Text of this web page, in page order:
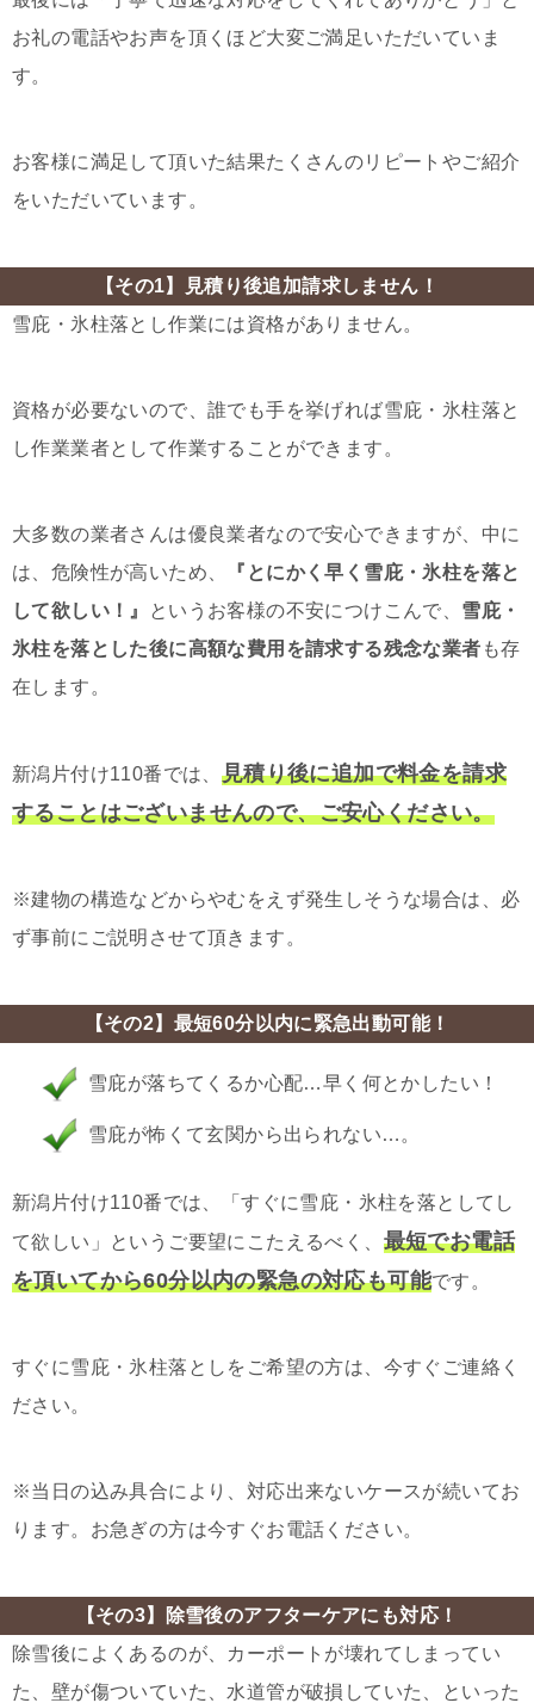
お礼の電話やお声を頂くほど大変ご満足いただいていま
す。
お客様に満足して頂いた結果たくさんのリピートやご紹介
をいただいています。
【その1】見積り後追加請求しません！
雪庇・氷柱落とし作業には資格がありません。
資格が必要ないので、誰でも手を挙げれば雪庇・氷柱落と
し作業業者として作業することができます。
大多数の業者さんは優良業者なので安心できますが、中に
は、危険性が高いため、
『とにかく早く雪庇・氷柱を落と
して欲しい！』
というお客様の不安につけこんで、 雪庇・
氷柱を落とした後に高額な費用を請求する残念な業者 も存
在します。
新潟片付け110番では、 見積り後に追加で料金を請求
することはございませんので、ご安心ください。
※建物の構造などからやむをえず発生しそうな場合は、必
ず事前にご説明させて頂きます。
【その2】最短60分以内に緊急出動可能！
雪庇が落ちてくるか心配…早く何とかしたい！
雪庇が怖くて玄関から出られない…。
新潟片付け110番では、「すぐに雪庇・氷柱を落としてし
て欲しい」というご要望にこたえるべく、 最短でお電話
を頂いてから60分以内の緊急の対応も可能です。
すぐに雪庇・氷柱落としをご希望の方は、今すぐご連絡く
ださい。
※当日の込み具合により、対応出来ないケースが続いてお
ります。お急ぎの方は今すぐお電話ください。
【その3】除雪後のアフターケアにも対応！
除雪後によくあるのが、カーポートが壊れてしまってい
た、壁が傷ついていた、水道管が破損していた、といった